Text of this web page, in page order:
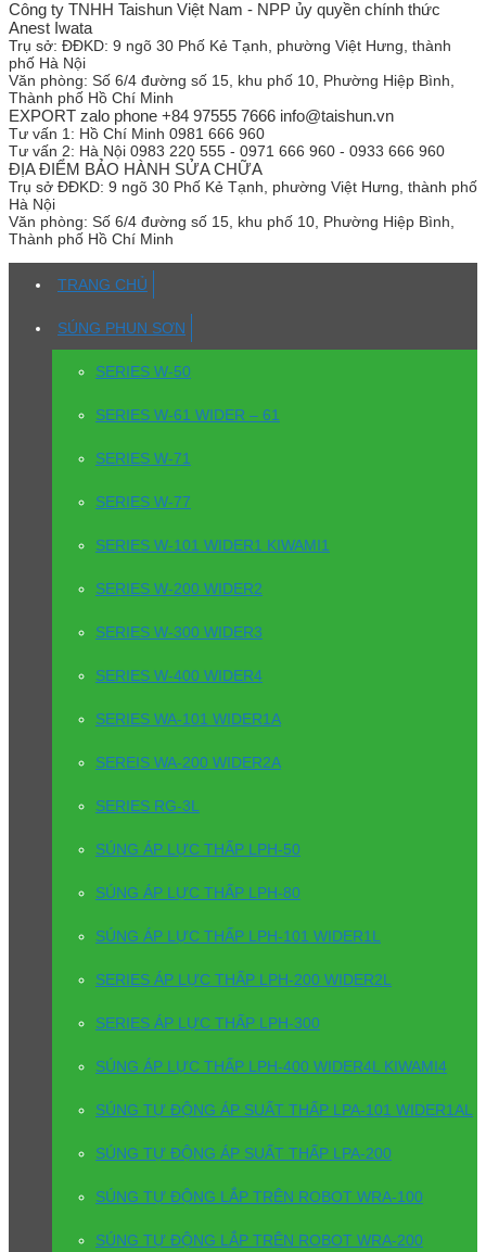
Công ty TNHH Taishun Việt Nam - NPP ủy quyền chính thức
Anest Iwata
Trụ sở: ĐĐKD: 9 ngõ 30 Phố Kẻ Tạnh, phường Việt Hưng, thành
phố Hà Nội
Văn phòng: Số 6/4 đường số 15, khu phố 10, Phường Hiệp Bình,
Thành phố Hồ Chí Minh
EXPORT zalo phone +84 97555 7666 info@taishun.vn
Tư vấn 1: Hồ Chí Minh 0981 666 960
Tư vấn 2: Hà Nội 0983 220 555 - 0971 666 960 - 0933 666 960
ĐỊA ĐIỂM BẢO HÀNH SỬA CHỮA
Trụ sở ĐĐKD: 9 ngõ 30 Phố Kẻ Tạnh, phường Việt Hưng, thành phố
Hà Nội
Văn phòng: Số 6/4 đường số 15, khu phố 10, Phường Hiệp Bình,
Thành phố Hồ Chí Minh
TRANG CHỦ
SÚNG PHUN SƠN
SERIES W-50
SERIES W-61 WIDER – 61
SERIES W-71
SERIES W-77
SERIES W-101 WIDER1 KIWAMI1
SERIES W-200 WIDER2
SERIES W-300 WIDER3
SERIES W-400 WIDER4
SERIES WA-101 WIDER1A
SEREIS WA-200 WIDER2A
SERIES RG-3L
SÚNG ÁP LỰC THẤP LPH-50
SÚNG ÁP LỰC THẤP LPH-80
SÚNG ÁP LỰC THẤP LPH-101 WIDER1L
SERIES ÁP LỰC THẤP LPH-200 WIDER2L
SERIES ÁP LỰC THẤP LPH-300
SÚNG ÁP LỰC THẤP LPH-400 WIDER4L KIWAMI4
SÚNG TỰ ĐỘNG ÁP SUẤT THẤP LPA-101 WIDER1AL
SÚNG TỰ ĐỘNG ÁP SUẤT THẤP LPA-200
SÚNG TỰ ĐỘNG LẮP TRÊN ROBOT WRA-100
SÚNG TỰ ĐỘNG LẮP TRÊN ROBOT WRA-200